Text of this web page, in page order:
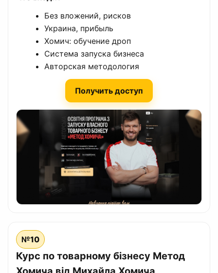
Без вложений, рисков
Украина, прибыль
Хомич: обучение дроп
Система запуска бизнеса
Авторская методология
Получить доступ
№10
Курс по товарному бізнесу Метод